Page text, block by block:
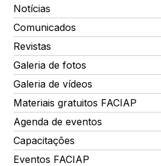
Notícias
Comunicados
Revistas
Galeria de fotos
Galeria de vídeos
Materiais gratuitos FACIAP
Agenda de eventos
Capacitações
Eventos FACIAP